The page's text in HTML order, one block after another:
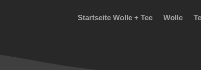
Startseite Wolle + Tee Wolle